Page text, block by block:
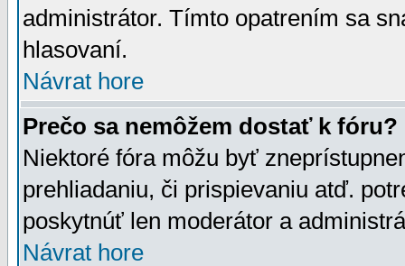
administrátor. Tímto opatrením sa
hlasovaní.
Návrat hore
Prečo sa nemôžem dostať k fóru?
Niektoré fóra môžu byť
prehliadaniu, či prispievaniu atď.
poskytnúť len moderátor a
Návrat hore